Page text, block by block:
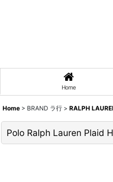
Home
Home > BRAND ラ行 > RALPH
Polo Ralph Lauren Plaid